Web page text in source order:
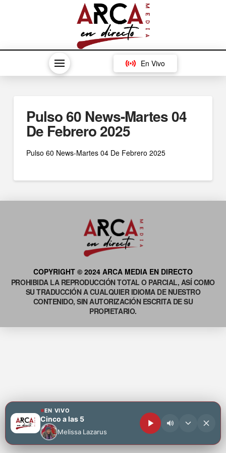
En Vivo
Pulso 60 News-Martes 04
De Febrero 2025
Pulso 60 News-Martes 04 De Febrero 2025
COPYRIGHT © 2024 ARCA MEDIA EN DIRECTO
PROHIBIDA LA REPRODUCCIÓN TOTAL O PARCIAL, ASÍ COMO
SU TRADUCCIÓN A CUALQUIER IDIOMA DE NUESTRO
CONTENIDO, SIN AUTORIZACIÓN ESCRITA DE SU
PROPIETARIO.
EN VIVO
Cinco a las 5
Melissa Lazarus